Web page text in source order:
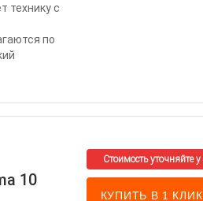
технику с
по
10
КУПИТЬ В 1 КЛИК